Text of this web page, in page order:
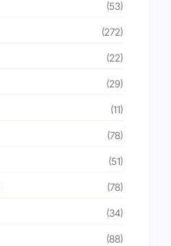
(53)
(272)
(22)
(29)
(11)
(78)
(51)
(78)
(34)
(88)